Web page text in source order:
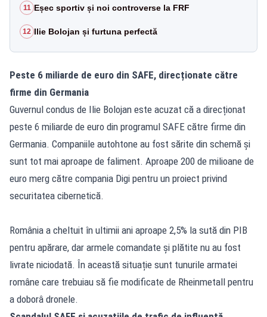
11 Eșec sportiv și noi controverse la FRF
12 Ilie Bolojan și furtuna perfectă
Peste 6 miliarde de euro din SAFE, direcționate către
firme din Germania
Guvernul condus de Ilie Bolojan este acuzat că a direcționat
peste 6 miliarde de euro din programul SAFE către firme din
Germania. Companiile autohtone au fost sărite din schemă și
sunt tot mai aproape de faliment. Aproape 200 de milioane de
euro merg către compania Digi pentru un proiect privind
securitatea cibernetică.
România a cheltuit în ultimii ani aproape 2,5% la sută din PIB
pentru apărare, dar armele comandate și plătite nu au fost
livrate niciodată. În această situație sunt tunurile armatei
române care trebuiau să fie modificate de Rheinmetall pentru
a doborâ dronele.